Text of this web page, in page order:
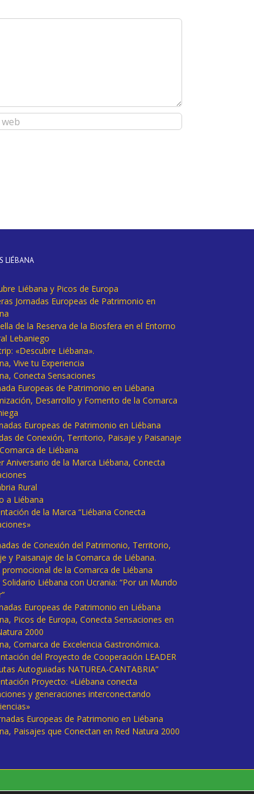
LIÉBANA
Liébana y Picos de Europa
Jornadas Europeas de Patrimonio en
de la Reserva de la Biosfera en el Entorno
Lebaniego
«Descubre Liébana».
Vive tu Experiencia
Conecta Sensaciones
Europeas de Patrimonio en Liébana
Desarrollo y Fomento de la Comarca
Europeas de Patrimonio en Liébana
de Conexión, Territorio, Paisaje y Paisanaje
de Liébana
Aniversario de la Marca Liébana, Conecta
Rural
a Liébana
de la Marca “Liébana Conecta
de Conexión del Patrimonio, Territorio,
y Paisanaje de la Comarca de Liébana.
promocional de la Comarca de Liébana
Solidario Liébana con Ucrania: “Por un Mundo
Europeas de Patrimonio en Liébana
Picos de Europa, Conecta Sensaciones en
2000
Comarca de Excelencia Gastronómica.
del Proyecto de Cooperación LEADER
Autoguiadas NATUREA-CANTABRIA”
Proyecto: «Liébana conecta
y generaciones interconectando
Europeas de Patrimonio en Liébana
Paisajes que Conectan en Red Natura 2000